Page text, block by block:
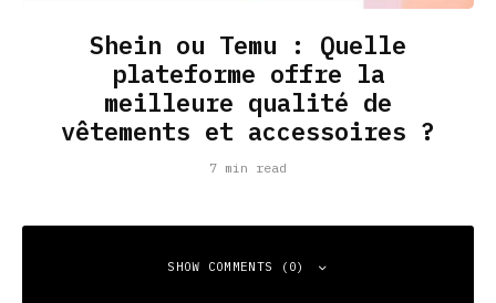
Shein ou Temu : Quelle
plateforme offre la
meilleure qualité de
vêtements et accessoires ?
7 min read
SHOW COMMENTS (0)